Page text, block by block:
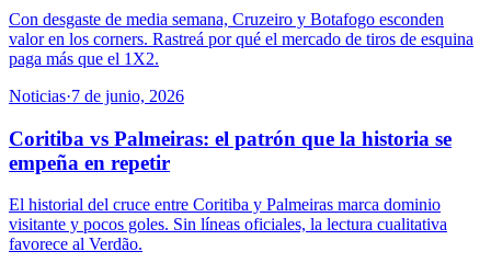
Con desgaste de media semana, Cruzeiro y Botafogo esconden
valor en los corners. Rastreá por qué el mercado de tiros de esquina
paga más que el 1X2.
Noticias·7 de junio, 2026
Coritiba vs Palmeiras: el patrón que la historia se
empeña en repetir
El historial del cruce entre Coritiba y Palmeiras marca dominio
visitante y pocos goles. Sin líneas oficiales, la lectura cualitativa
favorece al Verdão.